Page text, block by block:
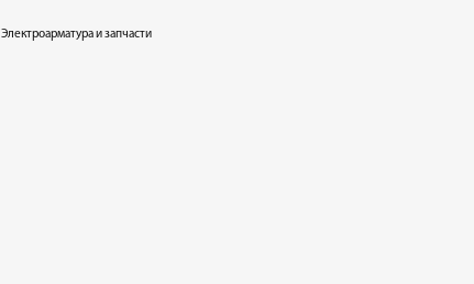
Электроарматура и запчасти